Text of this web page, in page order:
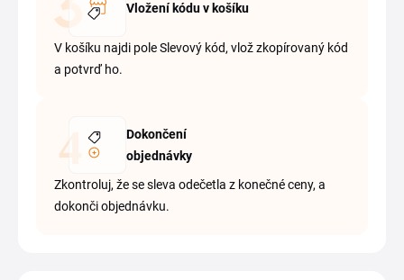
Vložení kódu v košíku
V košíku najdi pole Slevový kód, vlož zkopírovaný kód
a potvrď ho.
Dokončení
objednávky
Zkontroluj, že se sleva odečetla z konečné ceny, a
dokonči objednávku.